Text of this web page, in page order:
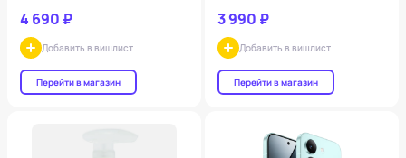
4 690 ₽
Добавить в вишлист
Перейти в магазин
3 990 ₽
Добавить в вишлист
Перейти в магазин